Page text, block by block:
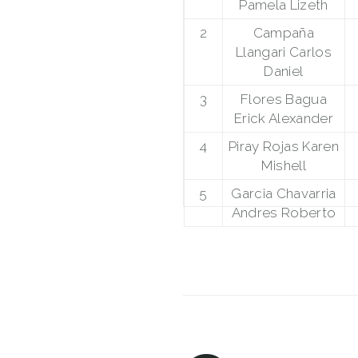
Pamela Lizeth
2
Campaña
Llangari Carlos
Daniel
3
Flores Bagua
Erick Alexander
4
Piray Rojas Karen
Mishell
5
Garcia Chavarria
Andres Roberto